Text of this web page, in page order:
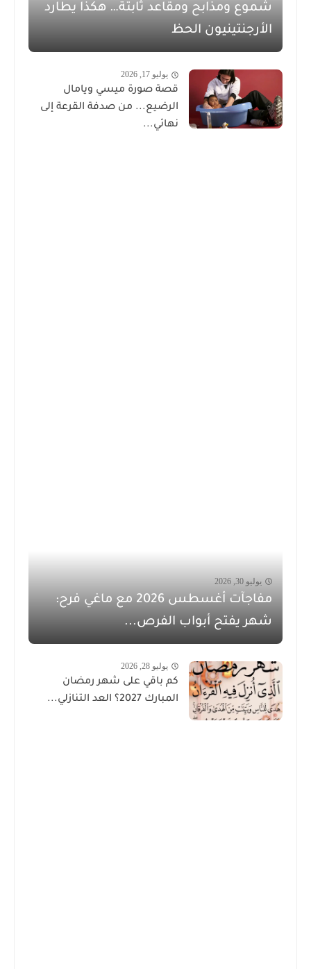
شموع ومذابح ومقاعد ثابتة… هكذا يطارد
الأرجنتينيون الحظ
يوليو 17, 2026
قصة صورة ميسي ويامال
الرضيع... من صدفة القرعة إلى
نهائي...
يوليو 30, 2026
مفاجآت أغسطس 2026 مع ماغي فرح:
شهر يفتح أبواب الفرص...
يوليو 28, 2026
كم باقي على شهر رمضان
المبارك 2027؟ العد التنازلي...